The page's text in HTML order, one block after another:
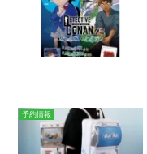
予約情報